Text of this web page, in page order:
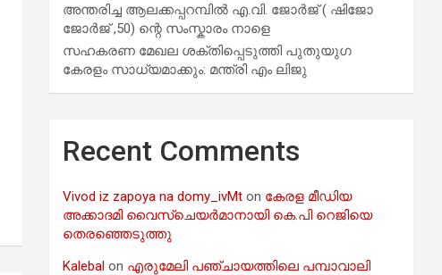
അന്തരിച്ച ആ​ല​ക്ക​പ്പ​റമ്പിൽ​ എ.​വി. ജോ​ർ​ജ് ( ഷിജോ
ജോർജ് ,50) ന്റെ സംസ്കാരം നാളെ
സഹകരണ മേഖല ശക്തിപ്പെടുത്തി പുതുയുഗ
കേരളം സാധ്യമാക്കും: മന്ത്രി എം ലിജു
Recent Comments
Vivod iz zapoya na domy_ivMt on കേരള മീഡിയ
അക്കാദമി വൈസ്ചെയർമാനായി കെ.പി റെജിയെ
തെരഞ്ഞെടുത്തു
Kalebal on എരുമേലി പഞ്ചായത്തിലെ പമ്പാവാലി